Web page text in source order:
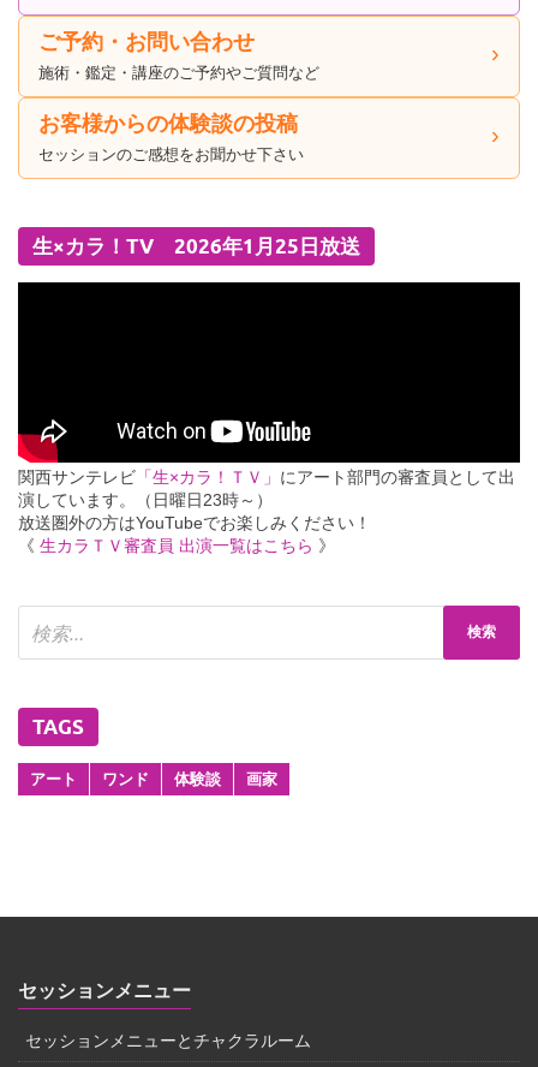
ご予約・お問い合わせ
施術・鑑定・講座のご予約やご質問など
お客様からの体験談の投稿
セッションのご感想をお聞かせ下さい
生×カラ！TV 2026年1月25日放送
関西サンテレビ 「生×カラ！ＴＶ」 にアート部門の審査員として出
演しています。（日曜日23時～）
放送圏外の方はYouTubeでお楽しみください！
《 生カラＴＶ審査員 出演一覧はこちら 》
TAGS
アート ワンド 体験談 画家
セッションメニュー
セッションメニューとチャクラルーム